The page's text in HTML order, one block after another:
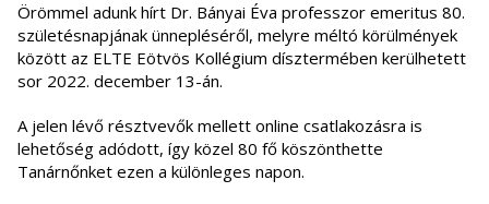
Örömmel adunk hírt Dr. Bányai Éva professzor emeritus 80.
születésnapjának ünnepléséről, melyre méltó körülmények
között az ELTE Eötvös Kollégium dísztermében kerülhetett
sor 2022. december 13-án.
A jelen lévő résztvevők mellett online csatlakozásra is
lehetőség adódott, így közel 80 fő köszönthette
Tanárnőnket ezen a különleges napon.